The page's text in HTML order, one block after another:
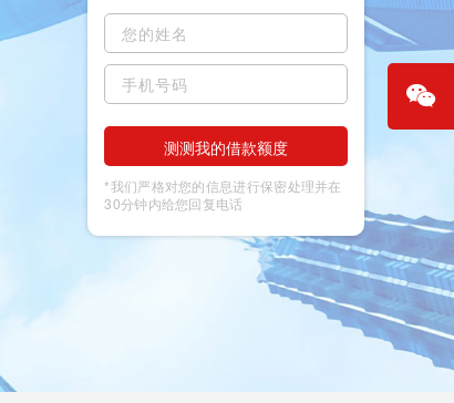
测测我的借款额度
*我们严格对您的信息进行保密处理并在
30分钟内给您回复电话